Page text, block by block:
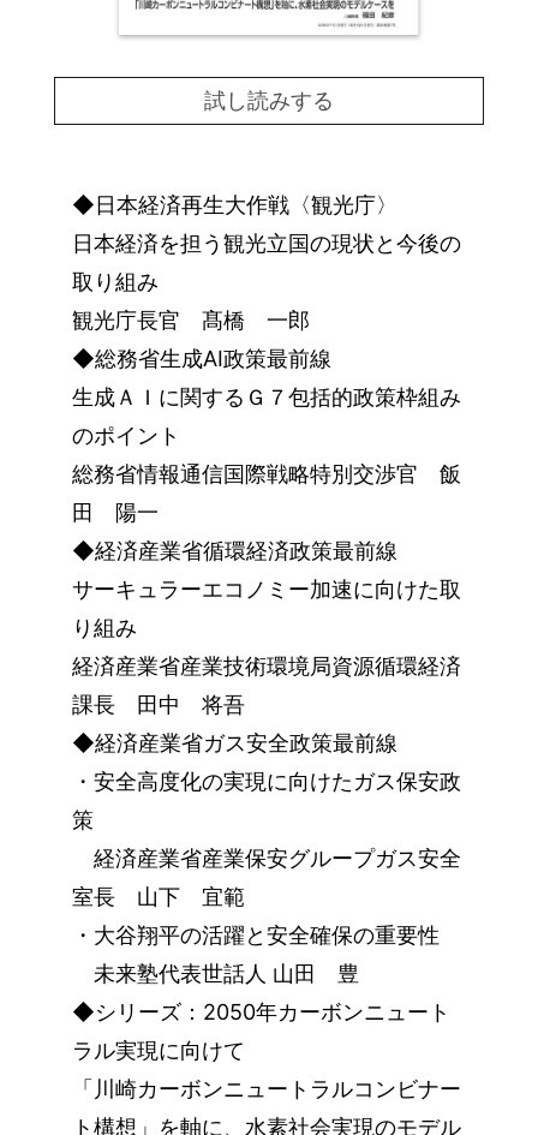
試し読みする
◆日本経済再生大作戦〈観光庁〉
日本経済を担う観光立国の現状と今後の
取り組み
観光庁長官 髙橋 一郎
◆総務省生成AI政策最前線
生成ＡＩに関するＧ７包括的政策枠組み
のポイント
総務省情報通信国際戦略特別交渉官 飯
田 陽一
◆経済産業省循環経済政策最前線
サーキュラーエコノミー加速に向けた取
り組み
経済産業省産業技術環境局資源循環経済
課長 田中 将吾
◆経済産業省ガス安全政策最前線
・安全高度化の実現に向けたガス保安政
策
経済産業省産業保安グループガス安全
室長 山下 宜範
・大谷翔平の活躍と安全確保の重要性
未来塾代表世話人 山田 豊
◆シリーズ：2050年カーボンニュート
ラル実現に向けて
「川崎カーボンニュートラルコンビナー
ト構想」を軸に、水素社会実現のモデル